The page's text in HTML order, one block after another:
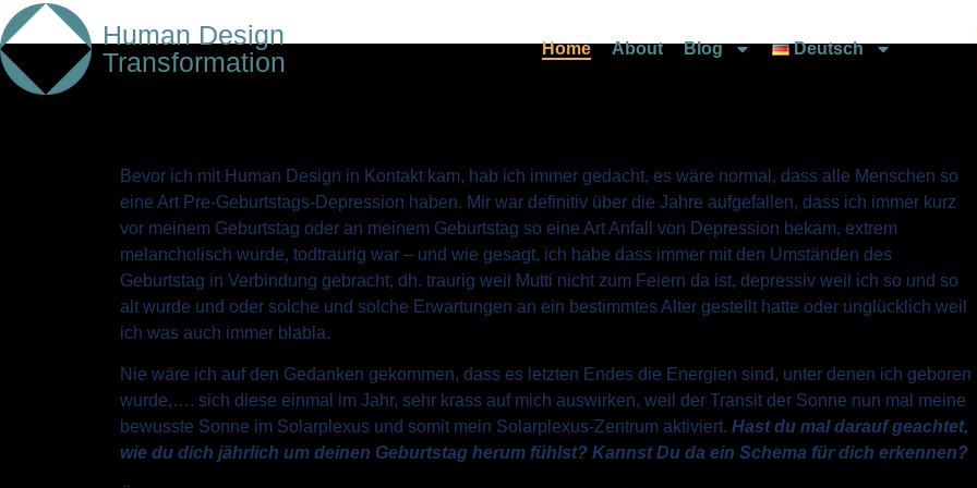
Human Design
Transformation
Home About Blog Deutsch
Bevor ich mit Human Design in Kontakt kam, hab ich immer gedacht, es wäre normal, dass alle Menschen so
eine Art Pre-Geburtstags-Depression haben. Mir war definitiv über die Jahre aufgefallen, dass ich immer kurz
vor meinem Geburtstag oder an meinem Geburtstag so eine Art Anfall von Depression bekam, extrem
melancholisch wurde, todtraurig war – und wie gesagt, ich habe dass immer mit den Umständen des
Geburtstag in Verbindung gebracht, dh. traurig weil Mutti nicht zum Feiern da ist, depressiv weil ich so und so
alt wurde und oder solche und solche Erwartungen an ein bestimmtes Alter gestellt hatte oder unglücklich weil
ich was auch immer blabla.
Nie wäre ich auf den Gedanken gekommen, dass es letzten Endes die Energien sind, unter denen ich geboren
wurde,…. sich diese einmal im Jahr, sehr krass auf mich auswirken, weil der Transit der Sonne nun mal meine
bewusste Sonne im Solarplexus und somit mein Solarplexus-Zentrum aktiviert. Hast du mal darauf geachtet,
wie du dich jährlich um deinen Geburtstag herum fühlst? Kannst Du da ein Schema für dich erkennen?